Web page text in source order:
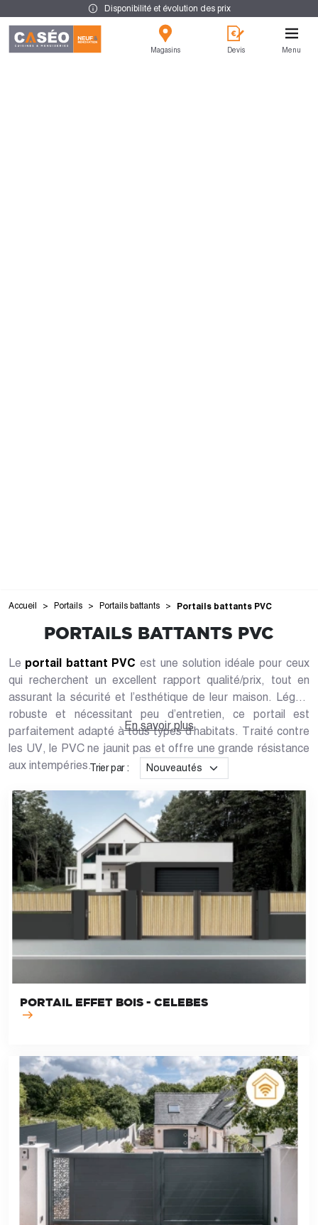
Disponibilité et évolution des prix
Magasins Devis Menu
Accueil Portails Portails battants Portails battants PVC
PORTAILS BATTANTS PVC
Le portail battant PVC est une solution idéale pour ceux
qui recherchent un excellent rapport qualité/prix, tout en
assurant la sécurité et l’esthétique de leur maison. Léger,
robuste et nécessitant peu d’entretien, ce portail est
parfaitement adapté à tous types d’habitats. Traité contre
les UV, le PVC ne jaunit pas et offre une grande résistance
aux intempéries.
En savoir plus
Trier par :
PORTAIL EFFET BOIS - CELEBES